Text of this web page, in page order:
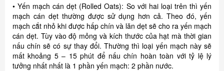
• Yến mạch cán dẹt (Rolled Oats): So với hai loại trên thì yến
mạch cán dẹt thường được sử dụng hơn cả. Theo đó, yến
mạch cắt nhỏ khi được hấp chín và lăn dẹt sẽ cho ra yến mạch
cán dẹt. Tùy vào độ mỏng và kích thước của hạt mà thời gian
nấu chín sẽ có sự thay đổi. Thường thì loại yến mạch này sẽ
mất khoảng 5 – 15 phút để nấu chín hoàn toàn với tỷ lệ lý
tưởng nhất nhất là 1 phần yến mạch: 2 phần nước.